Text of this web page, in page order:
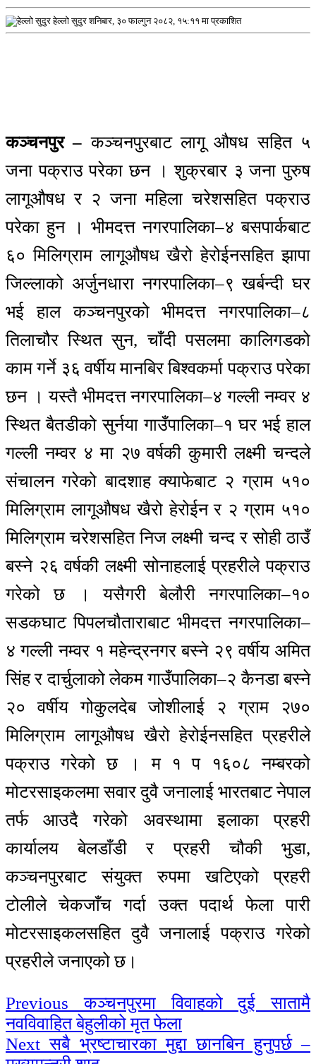
हेल्लो सुदुर शनिबार, ३० फाल्गुन २०८२, १५:११ मा प्रकाशित
कञ्चनपुर – कञ्चनपुरबाट लागू औषध सहित ५
जना पक्राउ परेका छन । शुक्रबार ३ जना पुरुष
लागूऔषध र २ जना महिला चरेशसहित पक्राउ
परेका हुन । भीमदत्त नगरपालिका–४ बसपार्कबाट
६० मिलिग्राम लागूऔषध खैरो हेरोईनसहित झापा
जिल्लाको अर्जुनधारा नगरपालिका–९ खर्बन्दी घर
भई हाल कञ्चनपुरको भीमदत्त नगरपालिका–८
तिलाचौर स्थित सुन, चाँदी पसलमा कालिगडको
काम गर्ने ३६ वर्षीय मानबिर बिश्वकर्मा पक्राउ परेका
छन । यस्तै भीमदत्त नगरपालिका–४ गल्ली नम्वर ४
स्थित बैतडीको सुर्नया गाउँपालिका–१ घर भई हाल
गल्ली नम्वर ४ मा २७ वर्षकी कुमारी लक्ष्मी चन्दले
संचालन गरेको बादशाह क्याफेबाट २ ग्राम ५१०
मिलिग्राम लागूऔषध खैरो हेरोईन र २ ग्राम ५१०
मिलिग्राम चरेशसहित निज लक्ष्मी चन्द र सोही ठाउँ
बस्ने २६ वर्षकी लक्ष्मी सोनाहलाई प्रहरीले पक्राउ
गरेको छ । यसैगरी बेलौरी नगरपालिका–१०
सडकघाट पिपलचौताराबाट भीमदत्त नगरपालिका–
४ गल्ली नम्वर १ महेन्द्रनगर बस्ने २९ वर्षीय अमित
सिंह र दार्चुलाको लेकम गाउँपालिका–२ कैनडा बस्ने
२० वर्षीय गोकुलदेब जोशीलाई २ ग्राम २७०
मिलिग्राम लागूऔषध खैरो हेरोईनसहित प्रहरीले
पक्राउ गरेको छ । म १ प १६०८ नम्बरको
मोटरसाइकलमा सवार दुवै जनालाई भारतबाट नेपाल
तर्फ आउदै गरेको अवस्थामा इलाका प्रहरी
कार्यालय बेलडाँडी र प्रहरी चौकी भुडा,
कञ्चनपुरबाट संयुक्त रुपमा खटिएको प्रहरी
टोलीले चेकजाँच गर्दा उक्त पदार्थ फेला पारी
मोटरसाइकलसहित दुवै जनालाई पक्राउ गरेको
प्रहरीले जनाएको छ।
Continue
Reading
Previous कञ्चनपुरमा विवाहको दुई सातामै
नवविवाहित बेहुलीको मृत फेला
Next सबै भ्रष्टाचारका मुद्दा छानबिन हुनुपर्छ –